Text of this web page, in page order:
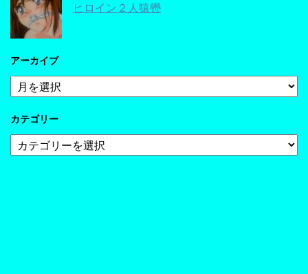
ヒロイン２人猿轡
アーカイブ
ア
ー
イ
カテゴリー
テ